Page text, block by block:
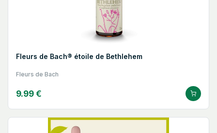
Fleurs de Bach® étoile de Bethlehem
Fleurs de Bach
9.99 €